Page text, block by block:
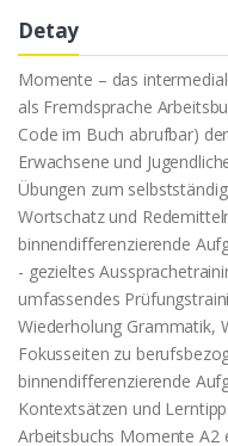
Detay
Momente – das
als Fremdsprache
Code im Buch abrufbar)
Erwachsene und
Übungen zum
Wortschatz und
binnendifferenzierende
- gezieltes
umfassendes
Wiederholung Grammatik,
Fokusseiten zu
binnendifferenzierende
Kontextsätzen und
Arbeitsbuchs Momente A2